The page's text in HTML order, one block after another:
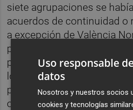
siete agrupaciones se
acuerdos de continuidad o
a excepción de València
presentaron dos listas: una
por
Lorena Ramírez,fruto
los afines a Gómez y parte
próximo al exministroJosé
otra crítica con este pacto
Uso responsable
datos
Nosotros y nuestros socios
cookies y tecnologías